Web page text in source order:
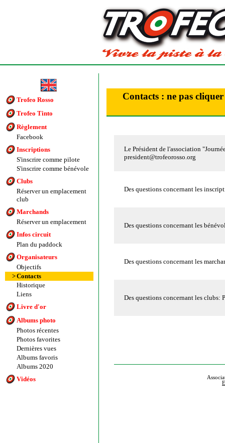
Trofeo Rosso
Trofeo Tinto
Règlement
Facebook
Inscriptions
S'inscrire comme pilote
S'inscrire comme bénévole
Clubs
Réserver un emplacement
club
Marchands
Réserver un emplacement
Infos circuit
Plan du paddock
Organisateurs
Objectifs
>Contacts
Historique
Liens
Livre d'or
Albums photo
Photos récentes
Photos favorites
Dernières vues
Albums favoris
Albums 2020
Vidéos
Contacts : ne pas
Le Président de l'association
president@trofeorosso.org
Des questions concernant les
Des questions concernant les
Des questions concernant les
Des questions concernant les clubs: